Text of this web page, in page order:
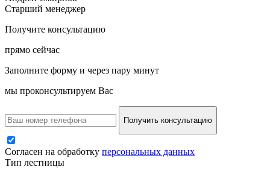
Старший менеджер
Получите консультацию
прямо сейчас
Заполните форму и через пару минут
мы проконсультируем Вас
Получить консультацию
Согласен на обработку персональных данных
Тип лестницы